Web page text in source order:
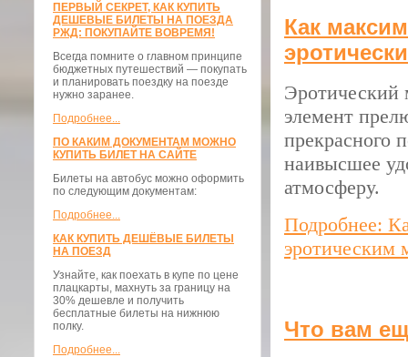
ПЕРВЫЙ СЕКРЕТ, КАК КУПИТЬ
ДЕШЕВЫЕ БИЛЕТЫ НА ПОЕЗДА
РЖД: ПОКУПАЙТЕ ВОВРЕМЯ!
Всегда помните о главном принципе
бюджетных путешествий — покупать
и планировать поездку на поезде
нужно заранее.
Подробнее...
ПО КАКИМ ДОКУМЕНТАМ МОЖНО
КУПИТЬ БИЛЕТ НА САЙТЕ
Билеты на автобус можно оформить
по следующим документам:
Подробнее...
КАК КУПИТЬ ДЕШЁВЫЕ БИЛЕТЫ
НА ПОЕЗД
Узнайте, как поехать в купе по цене
плацкарты, махнуть за границу на
30% дешевле и получить
бесплатные билеты на нижнюю
полку.
Подробнее...
Как
Эротический
элемент
прекрасного
наивысшее
атмосферу.
Подробнее:
эротическим
Что вам